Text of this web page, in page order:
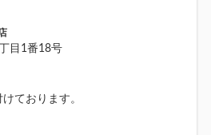
目1番18号
ております。